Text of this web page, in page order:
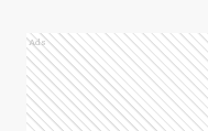
Ads